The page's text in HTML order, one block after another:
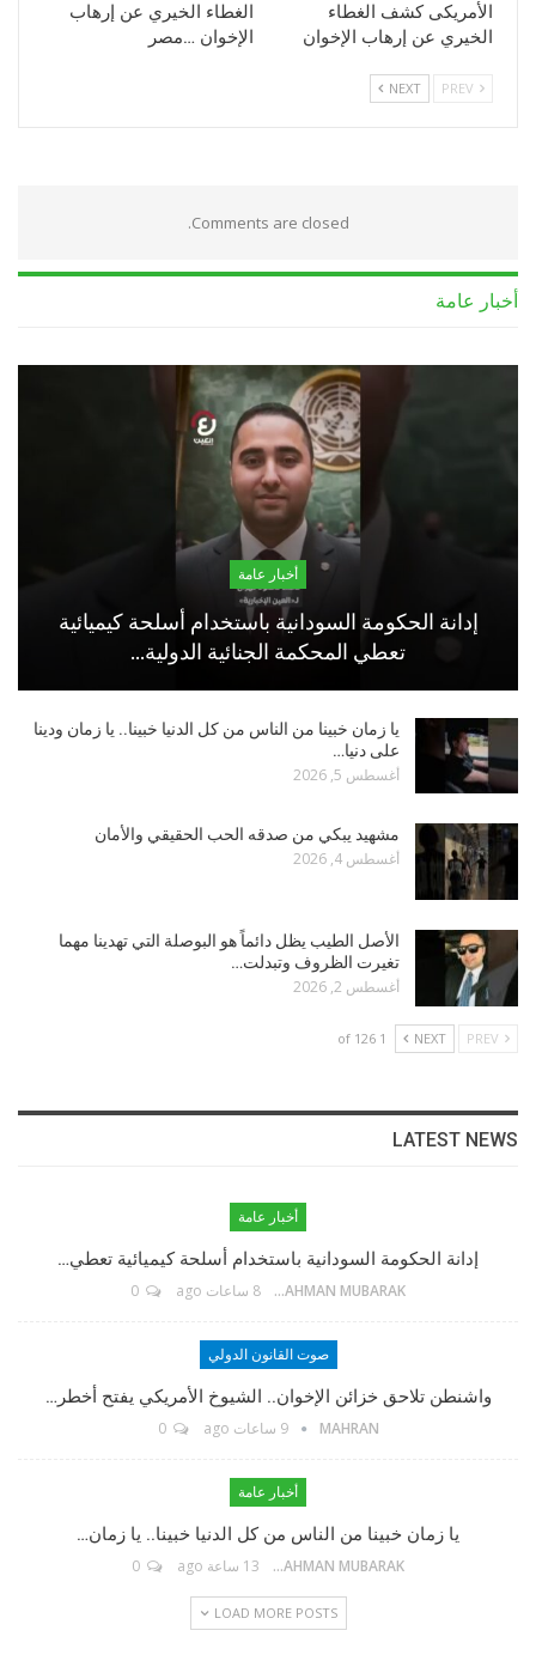
الأمريكى كشف الغطاء
الخيري عن إرهاب الإخوان
الغطاء الخيري عن إرهاب
الإخوان …مصر
NEXT
Comments are closed.
أخبار عامة
أخبار عامة
إدانة الحكومة السودانية باستخدام أسلحة كيميائية
تعطي المحكمة الجنائية الدولية…
يا زمان خبينا من الناس من كل الدنيا خبينا.. يا زمان ودينا
على دنيا…
أغسطس 5, 2026
مشهيد يبكي من صدقه الحب الحقيقي والأمان
أغسطس 4, 2026
الأصل الطيب يظل دائماً هو البوصلة التي تهدينا مهما
تغيرت الظروف وتبدلت…
أغسطس 2, 2026
NEXT
1 of 126
LATEST NEWS
أخبار عامة
إدانة الحكومة السودانية باستخدام أسلحة كيميائية تعطي…
ABDELRAHMAN MUBARAK 8 ساعات ago
صوت القانون الدولي
واشنطن تلاحق خزائن الإخوان.. الشيوخ الأمريكي يفتح أخطر…
MAHRAN 9 ساعات ago 0
أخبار عامة
يا زمان خبينا من الناس من كل الدنيا خبينا.. يا زمان…
ABDELRAHMAN MUBARAK 13 ساعة ago
LOAD MORE POSTS
مؤسس الموقع
Twitter
Instagram